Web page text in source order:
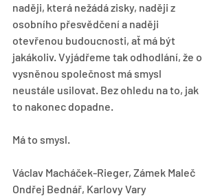
naději, která nežádá zisky, naději z
osobního přesvědčení a naději
otevřenou budoucnosti, ať má být
jakákoliv. Vyjádřeme tak odhodlání, že o
vysněnou společnost má smysl
neustále usilovat. Bez ohledu na to, jak
to nakonec dopadne.
Má to smysl.
Václav Macháček-Rieger, Zámek Maleč
Ondřej Bednář, Karlovy Vary